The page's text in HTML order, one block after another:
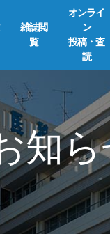
雑誌閲
覧
オンライ
ン
投稿・査
読
知